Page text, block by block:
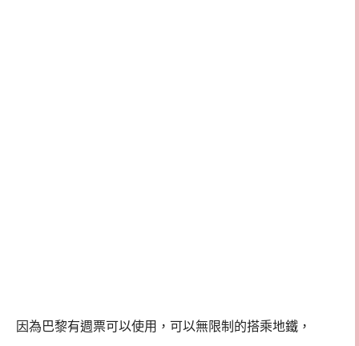
因為巴黎有週票可以使用，可以無限制的搭乘地鐵，